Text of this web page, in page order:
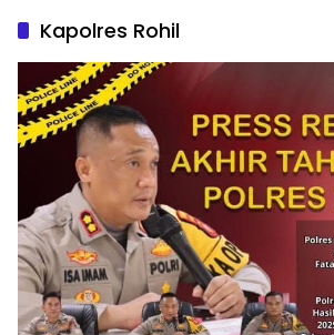
Kapolres Rohil